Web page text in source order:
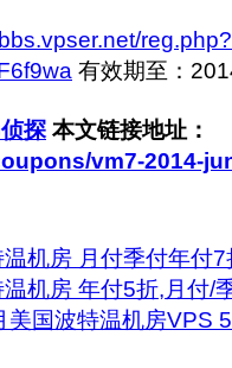
reg.php?
有效期至：
探 本文链接地址：
vm7-2014-
机房 月付季付年付
机房 年付5折,月付/
国波特温机房VPS